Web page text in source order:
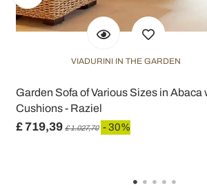
VIADURINI IN THE GARDEN
Garden Sofa of Various Sizes in Abaca
Cushions - Raziel
£ 719,39 £ 1.027,70 - 30%